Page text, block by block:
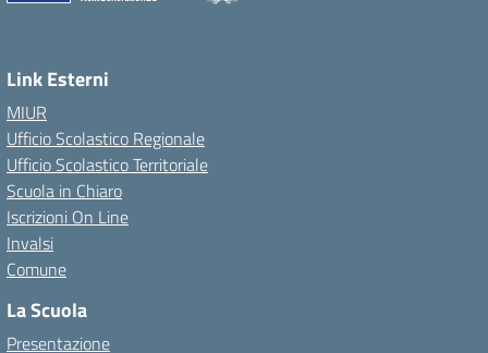
Link Esterni
MIUR
Ufficio Scolastico Regionale
Ufficio Scolastico Territoriale
Scuola in Chiaro
Iscrizioni On Line
Invalsi
Comune
La Scuola
Presentazione